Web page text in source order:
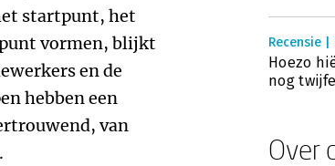
startpunt, het
vormen, blijkt
en de
hebben een
van
Recensie |
Hoezo
nog
Over